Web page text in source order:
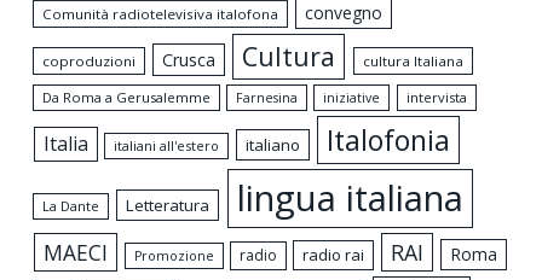
Comunità radiotelevisiva italofona
convegno
coproduzioni Crusca Cultura
cultura Italiana
Da Roma a Gerusalemme
Farnesina iniziative intervista
Italia italiani all'estero italiano Italofonia
La Dante Letteratura lingua italiana
MAECI Promozione radio radio rai RAI
Roma